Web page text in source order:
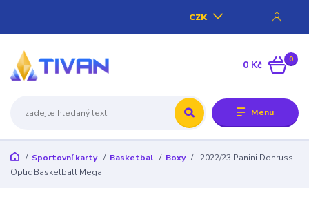
Menu
CZK
0
0 Kč
Sportovní karty Basketbal Boxy
2022/23 Panini Donruss
Optic Basketball Mega